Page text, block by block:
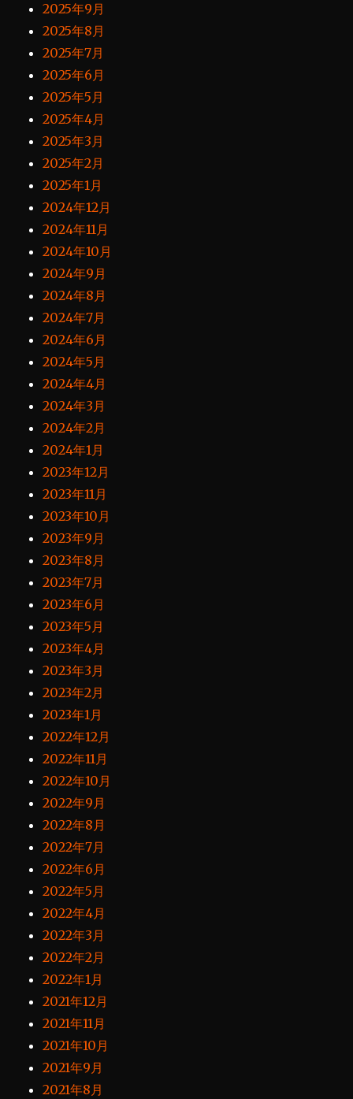
2025年9月
2025年8月
2025年7月
2025年6月
2025年5月
2025年4月
2025年3月
2025年2月
2025年1月
2024年12月
2024年11月
2024年10月
2024年9月
2024年8月
2024年7月
2024年6月
2024年5月
2024年4月
2024年3月
2024年2月
2024年1月
2023年12月
2023年11月
2023年10月
2023年9月
2023年8月
2023年7月
2023年6月
2023年5月
2023年4月
2023年3月
2023年2月
2023年1月
2022年12月
2022年11月
2022年10月
2022年9月
2022年8月
2022年7月
2022年6月
2022年5月
2022年4月
2022年3月
2022年2月
2022年1月
2021年12月
2021年11月
2021年10月
2021年9月
2021年8月